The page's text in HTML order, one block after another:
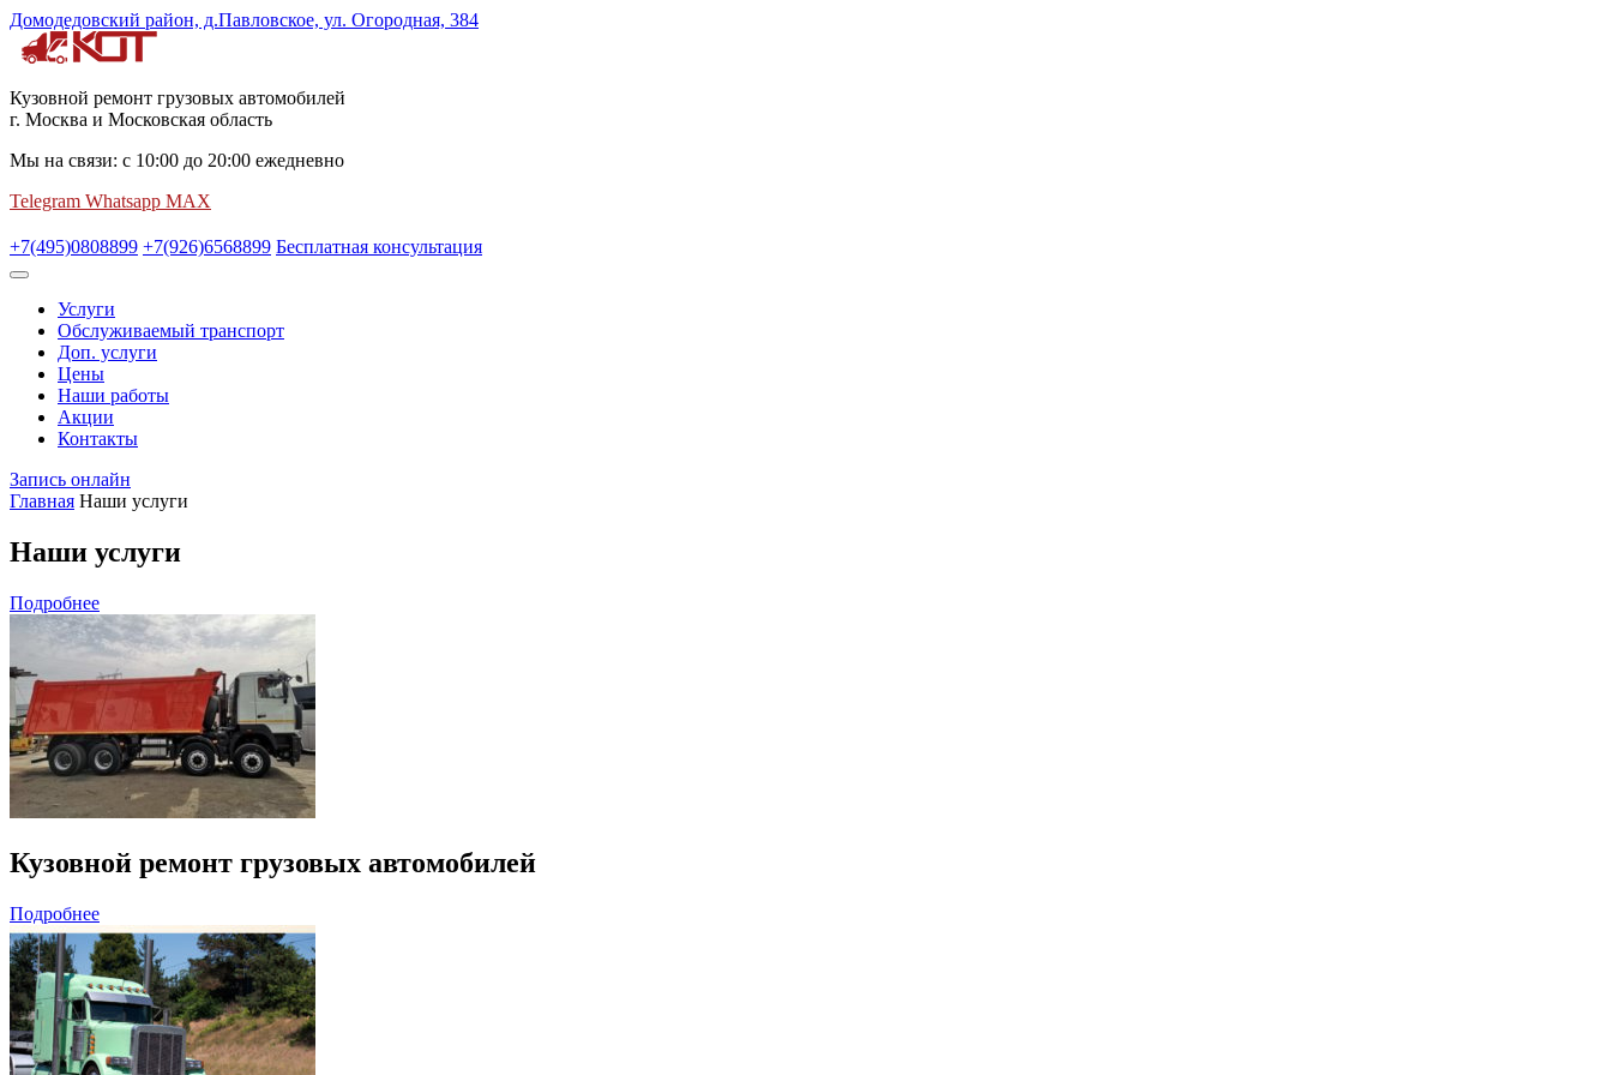
Домодедовский район, д.Павловское, ул. Огородная, 384
Кузовной ремонт грузовых автомобилей
г. Москва и Московская область
Мы на связи: с 10:00 до 20:00 ежедневно
Telegram Whatsapp MAX
+7(495)0808899 +7(926)6568899 Бесплатная консультация
Услуги
Обслуживаемый транспорт
Доп. услуги
Цены
Наши работы
Акции
Контакты
Запись онлайн
Главная Наши услуги
Наши услуги
Подробнее
Кузовной ремонт грузовых автомобилей
Подробнее